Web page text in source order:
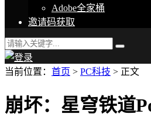
Adobe全家桶
邀请码获取
当前位置： 首页 > PC科技 > 正文
崩坏：星穹铁道